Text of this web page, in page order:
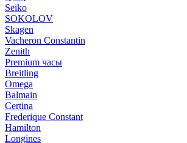
Seiko
SOKOLOV
Skagen
Vacheron Constantin
Zenith
Premium часы
Breitling
Omega
Balmain
Certina
Frederique Constant
Hamilton
Longines